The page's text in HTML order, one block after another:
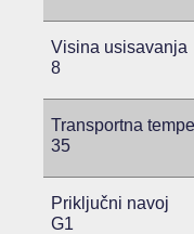
Visina usisavanja
8
Transportna
35
Priključni navoj
G1